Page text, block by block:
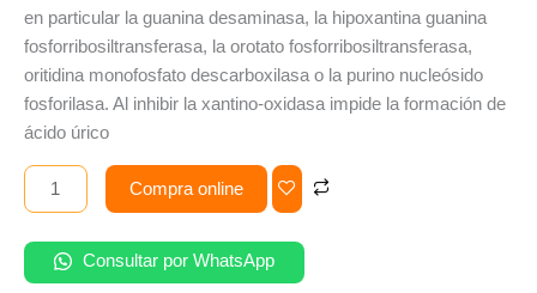
en particular la guanina desaminasa, la hipoxantina guanina
fosforribosiltransferasa, la orotato fosforribosiltransferasa,
oritidina monofosfato descarboxilasa o la purino nucleósido
fosforilasa. Al inhibir la xantino-oxidasa impide la formación de
ácido úrico
Compra online
Consultar por WhatsApp